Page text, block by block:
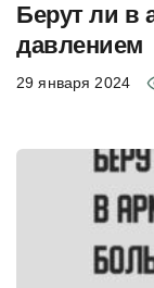
Берут ли в
давлением
29 января 2024